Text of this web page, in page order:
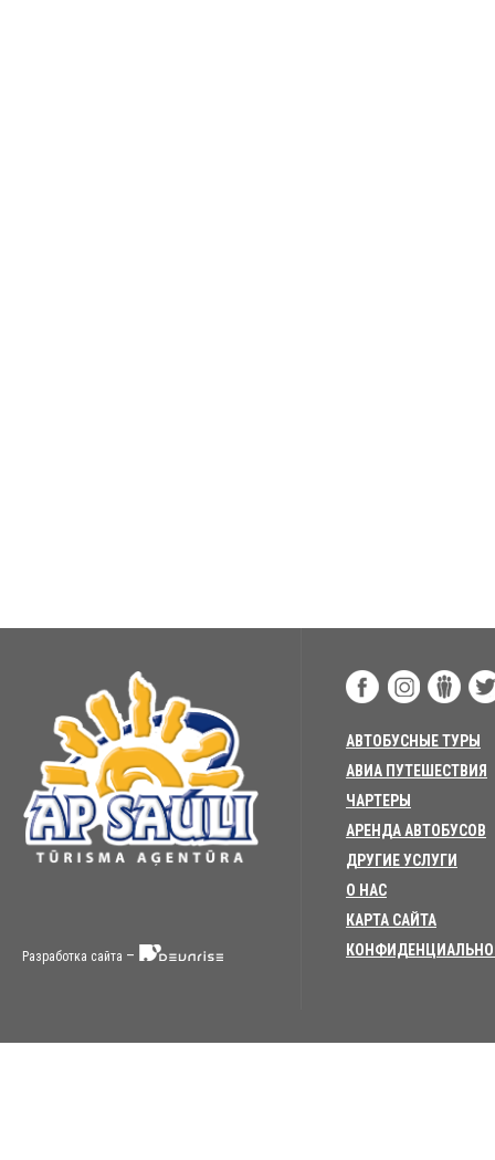
Разработка сайта –
АВТОБУСНЫЕ ТУРЫ
АВИА ПУТЕШЕСТВИЯ
ЧАРТЕРЫ
АРЕНДА АВТОБУСОВ
ДРУГИЕ УСЛУГИ
О НАС
КАРТА САЙТА